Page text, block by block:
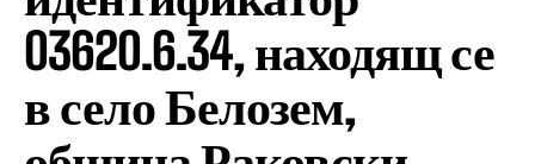
03620.6.34, находящ се
в село Белозем,